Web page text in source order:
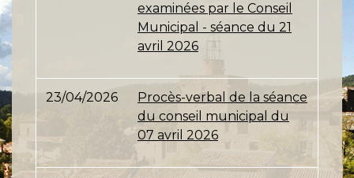
examinées par le Conseil
Municipal - séance du 21
avril 2026
23/04/2026
Procès-verbal de la séance
du conseil municipal du
07 avril 2026